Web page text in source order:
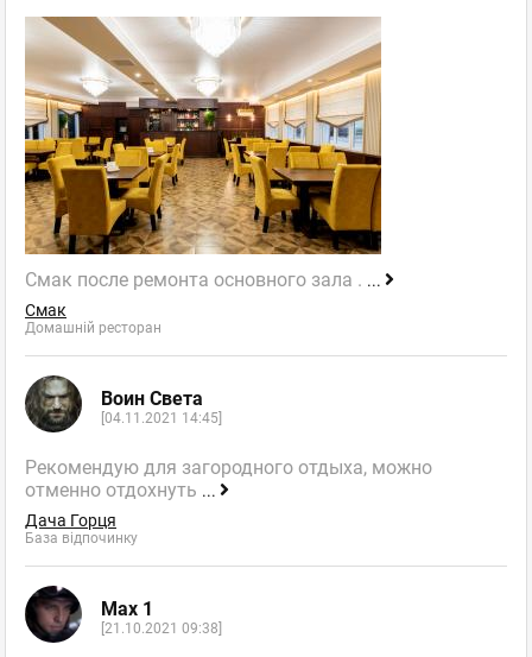
Смак после ремонта основного зала . ...
Смак
Домашній ресторан
Воин Света
[04.11.2021 14:45]
Рекомендую для загородного отдыха, можно
отменно отдохнуть ...
Дача Горця
База відпочинку
Max 1
[21.10.2021 09:38]